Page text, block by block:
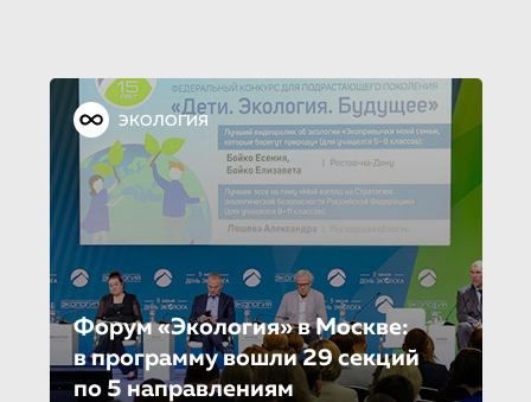
ЭКОЛОГИЯ
Форум «Экология» в Москве:
в программу вошли 29 секций
по 5 направле­ни­ям